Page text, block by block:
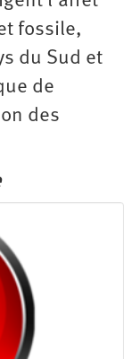
fossile,
du Sud et
de
des